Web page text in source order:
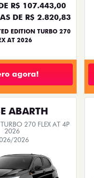
R$ 107.443,00
DE R$ 2.820,83
EDITION TURBO 270
AT 2026
agora!
ABARTH
270 FLEX AT 4P
2026
2026